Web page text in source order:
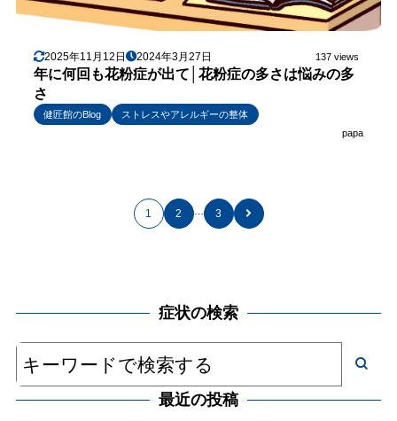
2025年11月12日 2024年3月27日 137 views
年に何回も花粉症が出て│花粉症の多さは悩みの多
さ
健匠館のBlog
ストレスやアレルギーの整体
papa
1 2 … 3
症状の検索
最近の投稿